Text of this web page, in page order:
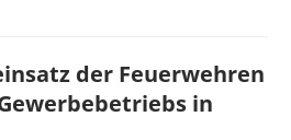
der Feuerwehren
in